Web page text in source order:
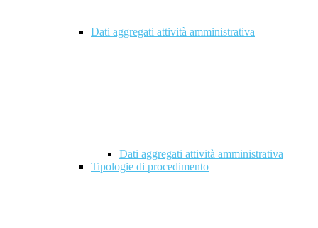
Dati aggregati attività amministrativa
Dati aggregati attività amministrativa
Tipologie di procedimento